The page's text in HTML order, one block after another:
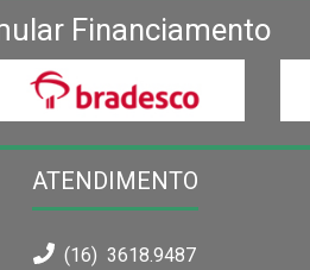
Financiamento
ATENDIMENTO
(16) 3618.9487